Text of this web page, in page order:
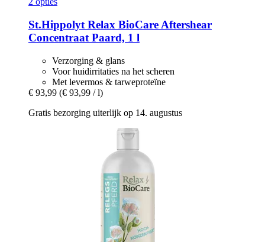
St.Hippolyt Relax BioCare Aftershear
Concentraat Paard, 1 l
Verzorging & glans
Voor huidirritaties na het scheren
Met levermos & tarweproteïne
€ 93,99 (€ 93,99 / l)
Gratis bezorging uiterlijk op 14. augustus